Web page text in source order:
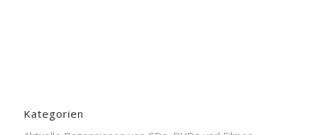
Kategorien